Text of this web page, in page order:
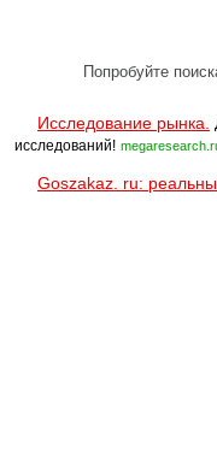
Попробуйте
Исследование рынка.
исследований!
Goszakaz. ru: